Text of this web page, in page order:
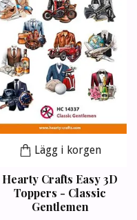
Lägg i korgen
Hearty Crafts Easy 3D
Toppers - Classic
Gentlemen